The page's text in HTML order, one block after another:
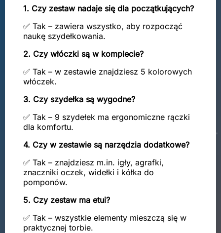
1. Czy zestaw nadaje się dla początkujących?
✅ Tak – zawiera wszystko, aby rozpocząć
naukę szydełkowania.
2. Czy włóczki są w komplecie?
✅ Tak – w zestawie znajdziesz 5 kolorowych
włóczek.
3. Czy szydełka są wygodne?
✅ Tak – 9 szydełek ma ergonomiczne rączki
dla komfortu.
4. Czy w zestawie są narzędzia dodatkowe?
✅ Tak – znajdziesz m.in. igły, agrafki,
znaczniki oczek, widełki i kółka do
pomponów.
5. Czy zestaw ma etui?
✅ Tak – wszystkie elementy mieszczą się w
praktycznej torbie.